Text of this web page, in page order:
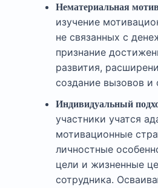
Нематериальная
изучение
не связанных с
признание
развития,
создание вызовов и
Индивидуальный
участники учатся
мотивационные
личностные
цели и жизненные
сотрудника.